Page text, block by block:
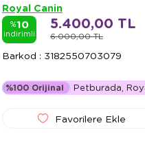
Royal Canin
%10
indirimli 6.000,00 TL
5.400,00 TL
Barkod : 3182550703079
%100 Orijinal Petburada,
Favorilere Ekle